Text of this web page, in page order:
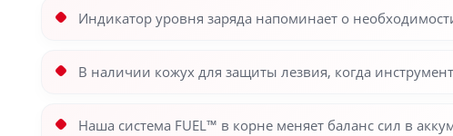
Индикатор уровня заряда напоминает о
В наличии кожух для защиты лезвия, когда
Наша система FUEL™ в корне меняет баланс сил в